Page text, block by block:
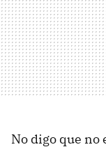
No digo que no